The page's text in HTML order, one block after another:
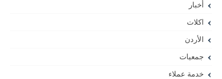
أخبار
اكلات
الأردن
جمعيات
خدمة عملاء